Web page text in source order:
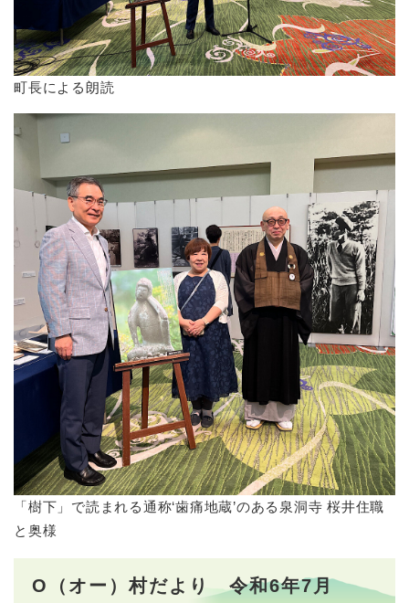
町長による朗読
「樹下」で読まれる通称‘歯痛地蔵’のある泉洞寺 桜井住職
と奥様
O（オー）村だより 令和6年7月